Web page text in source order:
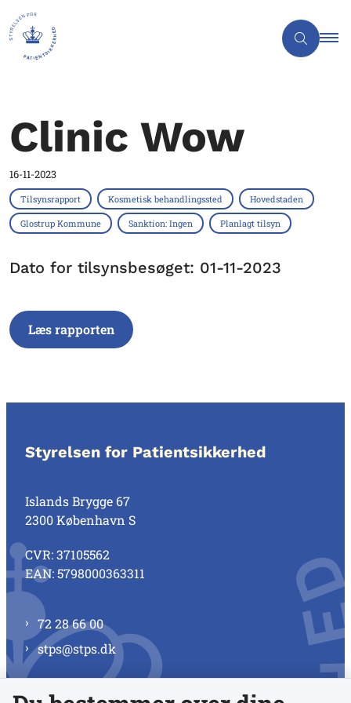
Clinic Wow
16-11-2023
Tilsynsrapport Kosmetisk behandlingssted Hovedstaden
Glostrup Kommune Sanktion: Ingen Planlagt tilsyn
Dato for tilsynsbesøget: 01-11-2023
Læs rapporten
Styrelsen for Patientsikkerhed
Islands Brygge 67
2300 København S
CVR: 37105562
EAN: 5798000363311
72 28 66 00
stps@stps.dk